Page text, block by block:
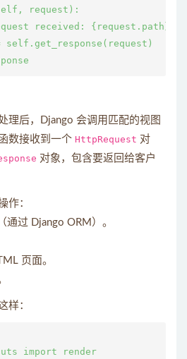
request):
received: {request.path}")
self.get_response(request)
理后，Django 会调用匹配的视图
数接收到一个 HttpRequest 对
对象，包含要返回给客户
作：
通过 Django ORM）。
页面。
样：
import render